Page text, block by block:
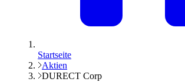
Startseite
Aktien
DURECT Corp